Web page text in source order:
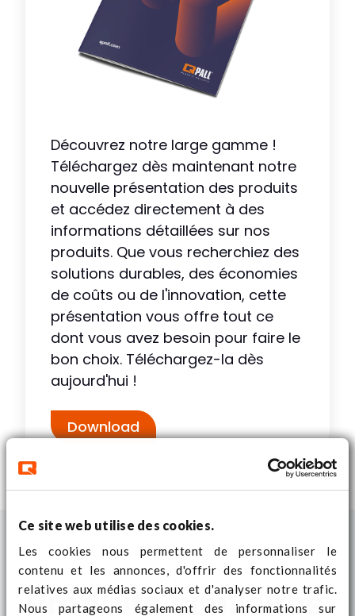
Ce site web utilise des cookies.
Les cookies nous permettent de personnaliser le
contenu et les annonces, d'offrir des fonctionnalités
relatives aux médias sociaux et d'analyser notre trafic.
Nous partageons également des informations sur
Découvrez notre large gamme !
Téléchargez dès maintenant notre
nouvelle présentation des produits
et accédez directement à des
informations détaillées sur nos
produits. Que vous recherchiez des
solutions durables, des économies
de coûts ou de l'innovation, cette
présentation vous offre tout ce
dont vous avez besoin pour faire le
bon choix. Téléchargez-la dès
aujourd'hui !
Download
Produits similaires